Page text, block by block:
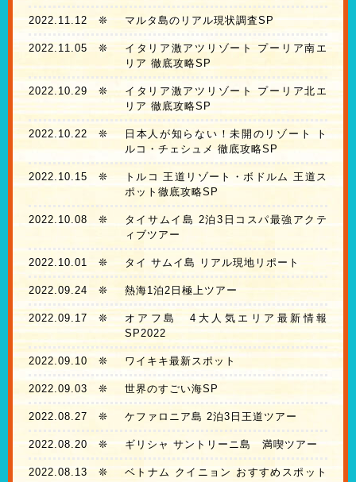
2022.11.12❊ マルタ島のリアル現状調査SP
2022.11.05 ❊
イタリア激アツリゾート プーリア南エ
リア 徹底攻略SP
2022.10.29❊
イタリア激アツリゾート プーリア北エ
リア 徹底攻略SP
2022.10.22 ❊
日本人が知らない！未開のリゾート ト
ルコ・チェシュメ 徹底攻略SP
2022.10.15 ❊
トルコ 王道リゾート・ボドルム 王道ス
ポット徹底攻略SP
2022.10.08 ❊
タイサムイ島 2泊3日コスパ最強アクテ
ィブツアー
2022.10.01 ❊ タイ サムイ島 リアル現地リポート
2022.09.24 ❊ 熱海1泊2日極上ツアー
2022.09.17 ❊
オアフ島 4大人気エリア最新情報
SP2022
2022.09.10 ❊ ワイキキ最新スポット
2022.09.03 ❊ 世界のすごい海SP
2022.08.27 ❊ ケファロニア島 2泊3日王道ツアー
2022.08.20❊ ギリシャ サントリーニ島 満喫ツアー
2022.08.13 ❊
ベトナム クイニョン おすすめスポット